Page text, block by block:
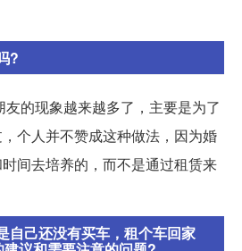
?
的现象越来越多了，主要是为了
个人并不赞成这种做法，因为婚
间去培养的，而不是通过租赁来
自己还没有买车，租个车回家